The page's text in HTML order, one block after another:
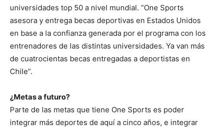
universidades top 50 a nivel mundial. “One Sports
asesora y entrega becas deportivas en Estados Unidos
en base a la confianza generada por el programa con los
entrenadores de las distintas universidades. Ya van más
de cuatrocientas becas entregadas a deportistas en
Chile”.
¿Metas a futuro?
Parte de las metas que tiene One Sports es poder
integrar más deportes de aquí a cinco años, e integrar